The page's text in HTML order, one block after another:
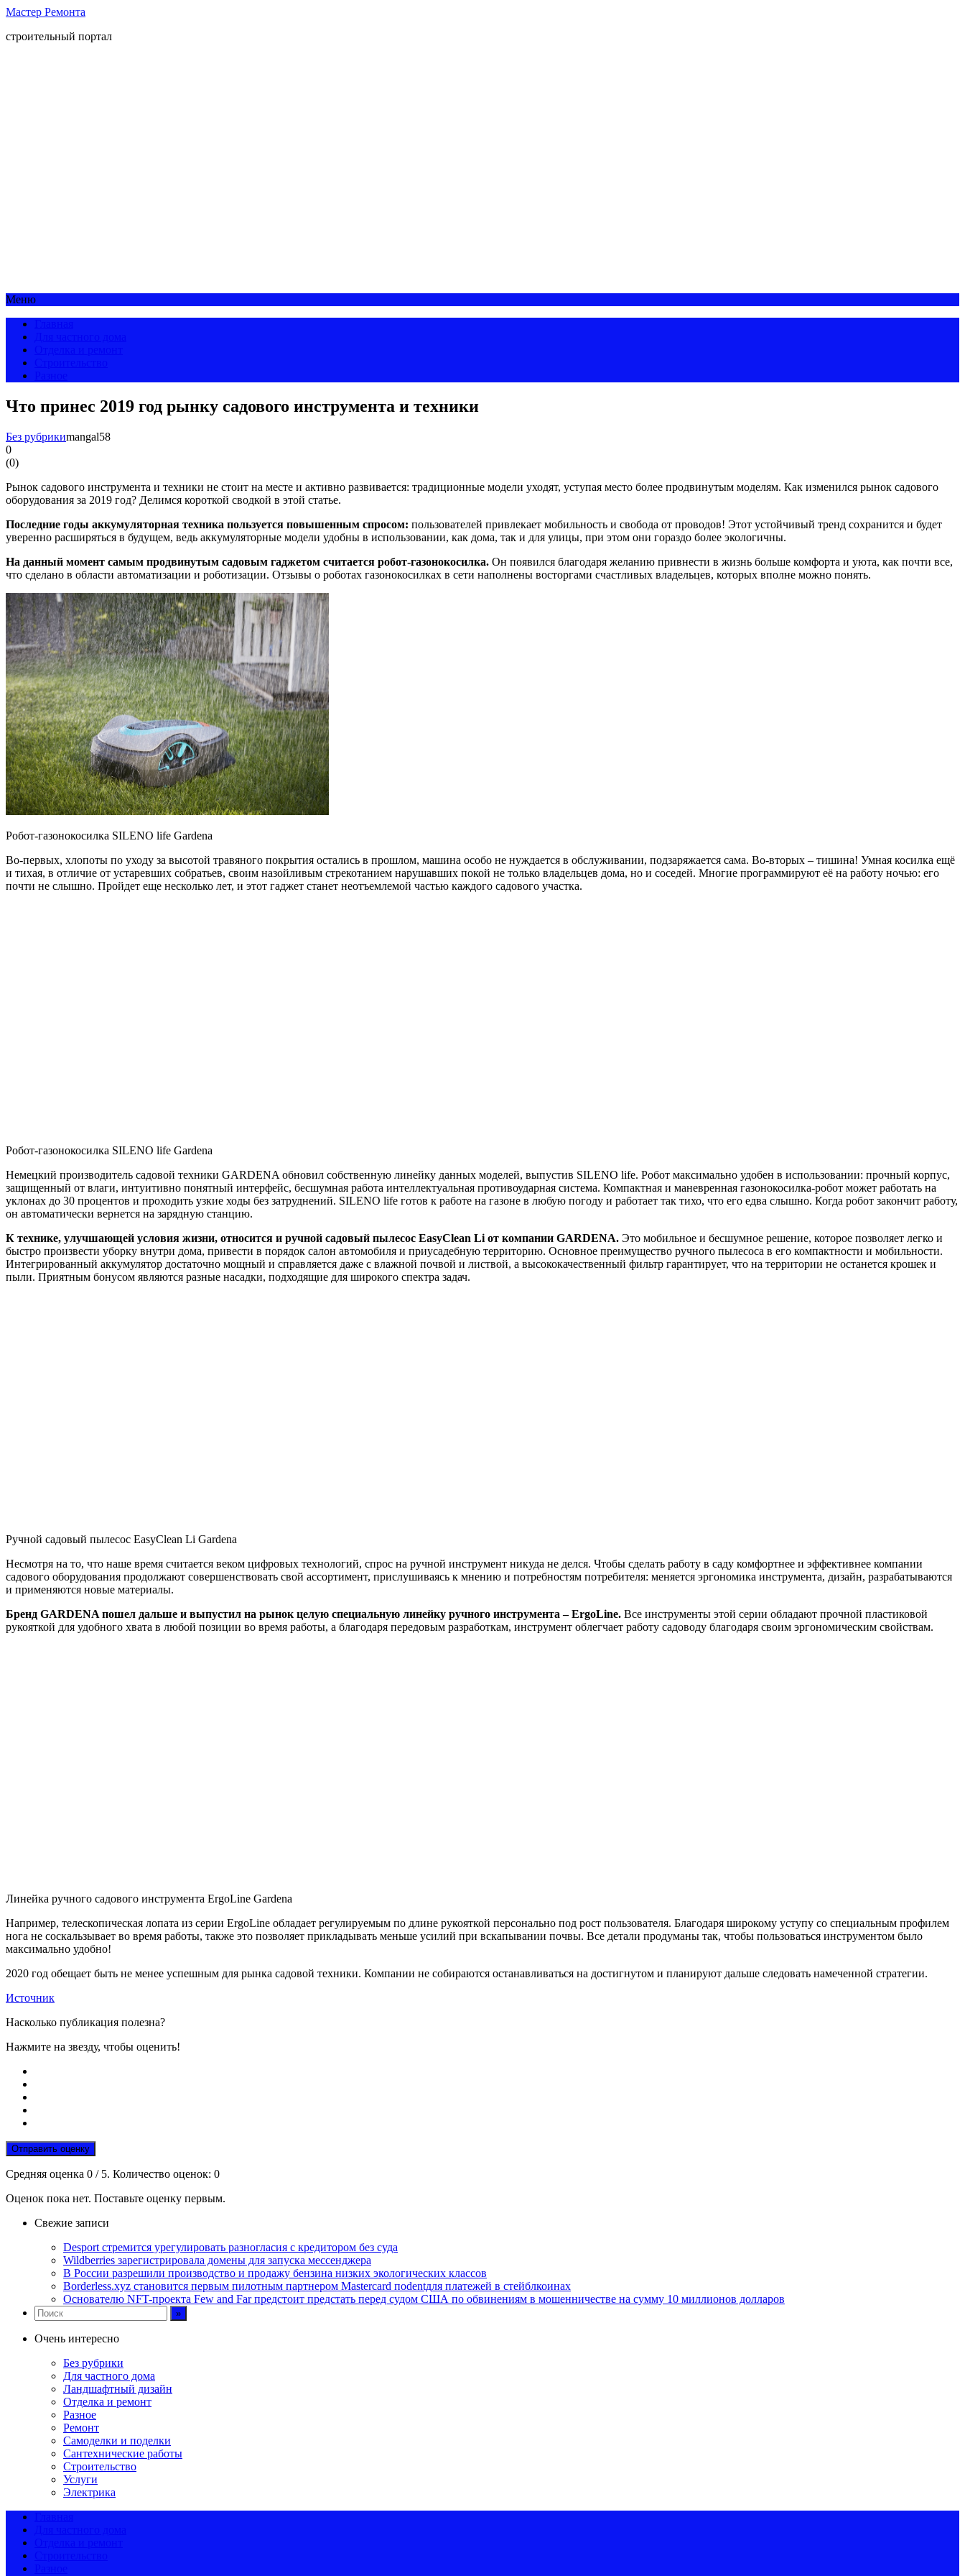
Мастер Ремонта
строительный портал
Меню
Что принес 2019 год рынку садового инструмента и техники
Без рубрикиmangal58
0
(0)
Рынок садового инструмента и техники не стоит на месте и активно развивается: традиционные модели уходят, уступая место более продвинутым моделям. Как изменился рынок садового
оборудования за 2019 год? Делимся короткой сводкой в этой статье.
Последние годы аккумуляторная техника пользуется повышенным спросом: пользователей привлекает мобильность и свобода от проводов! Этот устойчивый тренд сохранится и будет
уверенно расширяться в будущем, ведь аккумуляторные модели удобны в использовании, как дома, так и для улицы, при этом они гораздо более экологичны.
На данный момент самым продвинутым садовым гаджетом считается робот-газонокосилка. Он появился благодаря желанию привнести в жизнь больше комфорта и уюта, как почти все,
что сделано в области автоматизации и роботизации. Отзывы о роботах газонокосилках в сети наполнены восторгами счастливых владельцев, которых вполне можно понять.
Робот-газонокосилка SILENO life Gardena
Во-первых, хлопоты по уходу за высотой травяного покрытия остались в прошлом, машина особо не нуждается в обслуживании, подзаряжается сама. Во-вторых – тишина! Умная косилка ещё
и тихая, в отличие от устаревших собратьев, своим назойливым стрекотанием нарушавших покой не только владельцев дома, но и соседей. Многие программируют её на работу ночью: его
почти не слышно. Пройдет еще несколько лет, и этот гаджет станет неотъемлемой частью каждого садового участка.
Робот-газонокосилка SILENO life Gardena
Немецкий производитель садовой техники GARDENA обновил собственную линейку данных моделей, выпустив SILENO life. Робот максимально удобен в использовании: прочный корпус,
защищенный от влаги, интуитивно понятный интерфейс, бесшумная работа интеллектуальная противоударная система. Компактная и маневренная газонокосилка-робот может работать на
уклонах до 30 процентов и проходить узкие ходы без затруднений. SILENO life готов к работе на газоне в любую погоду и работает так тихо, что его едва слышно. Когда робот закончит работу,
он автоматически вернется на зарядную станцию.
К технике, улучшающей условия жизни, относится и ручной садовый пылесос EasyClean Li от компании GARDENA. Это мобильное и бесшумное решение, которое позволяет легко и
быстро произвести уборку внутри дома, привести в порядок салон автомобиля и приусадебную территорию. Основное преимущество ручного пылесоса в его компактности и мобильности.
Интегрированный аккумулятор достаточно мощный и справляется даже с влажной почвой и листвой, а высококачественный фильтр гарантирует, что на территории не останется крошек и
пыли. Приятным бонусом являются разные насадки, подходящие для широкого спектра задач.
Ручной садовый пылесос EasyClean Li Gardena
Несмотря на то, что наше время считается веком цифровых технологий, спрос на ручной инструмент никуда не делся. Чтобы сделать работу в саду комфортнее и эффективнее компании
садового оборудования продолжают совершенствовать свой ассортимент, прислушиваясь к мнению и потребностям потребителя: меняется эргономика инструмента, дизайн, разрабатываются
и применяются новые материалы.
Бренд GARDENA пошел дальше и выпустил на рынок целую специальную линейку ручного инструмента – ErgoLine. Все инструменты этой серии обладают прочной пластиковой
рукояткой для удобного хвата в любой позиции во время работы, а благодаря передовым разработкам, инструмент облегчает работу садоводу благодаря своим эргономическим свойствам.
Линейка ручного садового инструмента ErgoLine Gardena
Например, телескопическая лопата из серии ErgoLine обладает регулируемым по длине рукояткой персонально под рост пользователя. Благодаря широкому уступу со специальным профилем
нога не соскальзывает во время работы, также это позволяет прикладывать меньше усилий при вскапывании почвы. Все детали продуманы так, чтобы пользоваться инструментом было
максимально удобно!
2020 год обещает быть не менее успешным для рынка садовой техники. Компании не собираются останавливаться на достигнутом и планируют дальше следовать намеченной стратегии.
Источник
Насколько публикация полезна?
Нажмите на звезду, чтобы оценить!
Отправить оценку
Средняя оценка 0 / 5. Количество оценок: 0
Оценок пока нет. Поставьте оценку первым.
Свежие записи
Desport стремится урегулировать разногласия с кредитором без суда
Wildberries зарегистрировала домены для запуска мессенджера
В России разрешили производство и продажу бензина низких экологических классов
Borderless.xyz становится первым пилотным партнером Mastercard поdentдля платежей в стейблкоинах
Основателю NFT-проекта Few and Far предстоит предстать перед судом США по обвинениям в мошенничестве на сумму 10 миллионов долларов
Очень интересно
Без рубрики
Для частного дома
Ландшафтный дизайн
Отделка и ремонт
Разное
Ремонт
Самоделки и поделки
Сантехнические работы
Строительство
Услуги
Электрика